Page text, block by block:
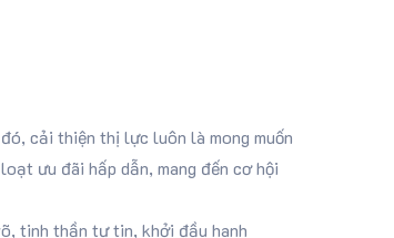
cải thiện thị lực luôn là mong muốn
ưu đãi hấp dẫn, mang đến cơ hội
tinh thần tự tin, khởi đầu hanh